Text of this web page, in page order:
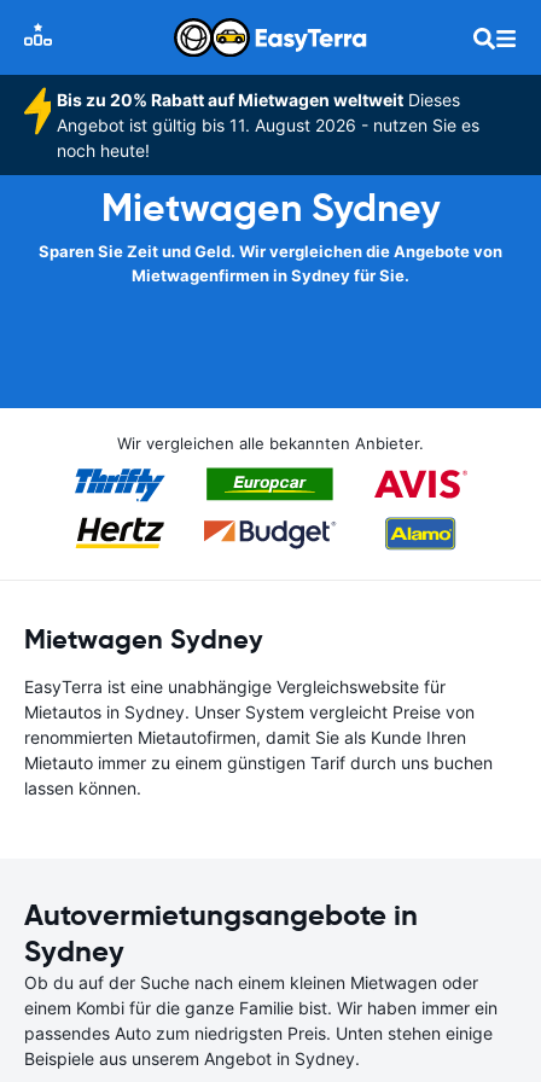
Bis zu 20% Rabatt auf Mietwagen weltweitDieses
Angebot ist gültig bis 11. August 2026 - nutzen Sie es
noch heute!
Mietwagen Sydney
Sparen Sie Zeit und Geld. Wir vergleichen die Angebote von
Mietwagenfirmen in Sydney für Sie.
Wir vergleichen alle bekannten Anbieter.
Mietwagen Sydney
EasyTerra ist eine unabhängige Vergleichswebsite für
Mietautos in Sydney. Unser System vergleicht Preise von
renommierten Mietautofirmen, damit Sie als Kunde Ihren
Mietauto immer zu einem günstigen Tarif durch uns buchen
lassen können.
Autovermietungsangebote in
Sydney
Ob du auf der Suche nach einem kleinen Mietwagen oder
einem Kombi für die ganze Familie bist. Wir haben immer ein
passendes Auto zum niedrigsten Preis. Unten stehen einige
Beispiele aus unserem Angebot in Sydney.